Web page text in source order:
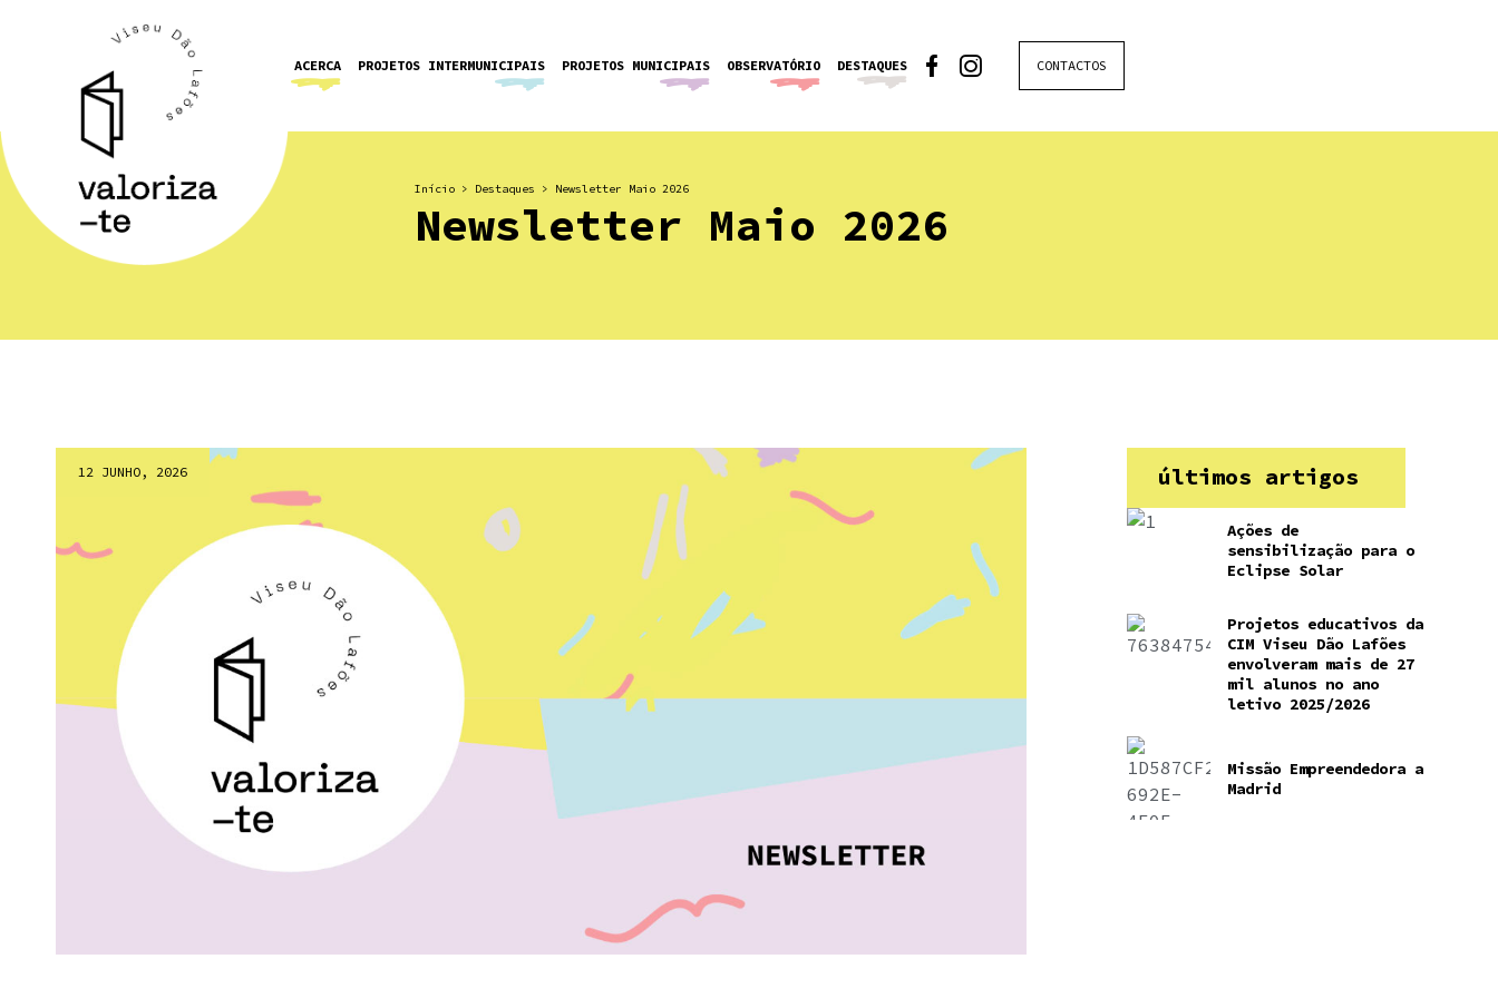
ACERCA PROJETOS INTERMUNICIPAIS PROJETOS MUNICIPAIS OBSERVATÓRIO DESTAQUES CONTACTOS
Início > Destaques > Newsletter Maio 2026
Newsletter Maio 2026
12 JUNHO, 2026 últimos artigos
Ações de
sensibilização para o
Eclipse Solar
Projetos educativos da
CIM Viseu Dão Lafões
envolveram mais de 27
mil alunos no ano
letivo 2025/2026
Missão Empreendedora a
Madrid